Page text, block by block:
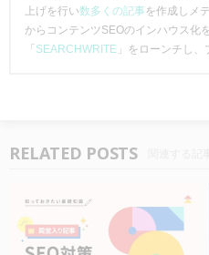
上げを行い数多くの記事を作成しメ
からコンテンツSEOのインハウス化
「 SEARCHWRITE 」をローンチし、
RELATED POSTS